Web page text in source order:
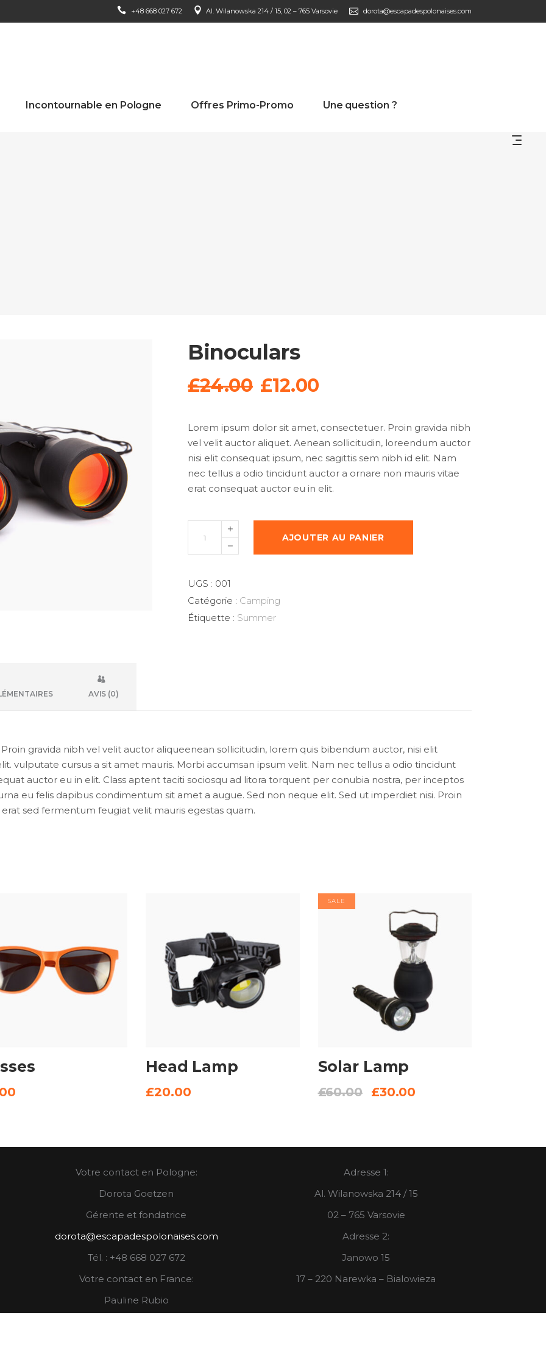
+48 668 027 672 Al. Wilanowska 214 / 15, 02 – 765 Varsovie dorota@escapadespolonaises.com
Incontournable en Pologne Offres Primo-Promo Une question ?
Binoculars
£24.00 £12.00
Lorem ipsum dolor sit amet, consectetuer. Proin gravida nibh
vel velit auctor aliquet. Aenean sollicitudin, loreendum auctor
nisi elit consequat ipsum, nec sagittis sem nibh id elit. Nam
nec tellus a odio tincidunt auctor a ornare non mauris vitae
erat consequat auctor eu in elit.
AJOUTER AU PANIER
UGS : 001
Catégorie : Camping
Étiquette : Summer
AVIS (0)
gravida nibh vel velit auctor aliqueenean sollicitudin, lorem quis bibendum auctor, nisi elit
vulputate cursus a sit amet mauris. Morbi accumsan ipsum velit. Nam nec tellus a odio tincidunt
auctor eu in elit. Class aptent taciti sociosqu ad litora torquent per conubia nostra, per inceptos
eu felis dapibus condimentum sit amet a augue. Sed non neque elit. Sed ut imperdiet nisi. Proin
sed fermentum feugiat velit mauris egestas quam.
Head Lamp
£20.00
SALE
AJOUTER AU
PANIER
Solar Lamp
£60.00 £30.00
Votre contact en Pologne:
Dorota Goetzen
Gérente et fondatrice
dorota@escapadespolonaises.com
Tél. : +48 668 027 672
Votre contact en France:
Pauline Rubio
Adresse 1:
Al. Wilanowska 214 / 15
02 – 765 Varsovie
Adresse 2:
Janowo 15
17 – 220 Narewka – Bialowieza